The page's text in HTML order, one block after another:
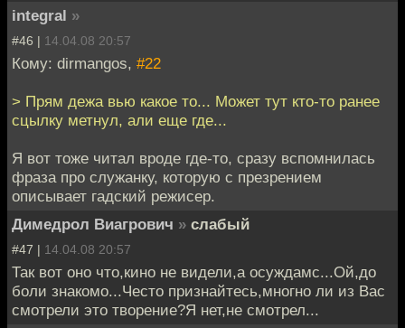
integral »
#46 | 14.04.08 20:57
Кому: dirmangos, #22
> Прям дежа вью какое то... Может тут кто-то ранее
сцылку метнул, али еще где...
Я вот тоже читал вроде где-то, сразу вспомнилась
фраза про служанку, которую с презрением
описывает гадский режисер.
Димедрол Виагрович » слабый
#47 | 14.04.08 20:57
Так вот оно что,кино не видели,а осуждамс...Ой,до
боли знакомо...Често признайтесь,многно ли из Вас
смотрели это творение?Я нет,не смотрел...